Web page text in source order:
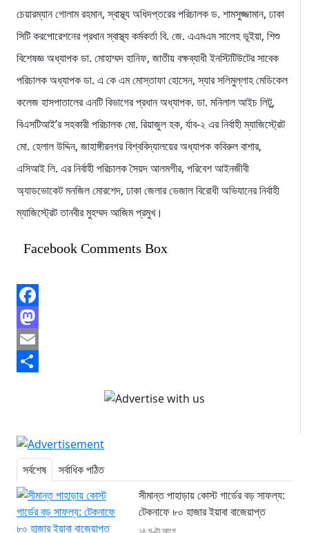
চেয়ারম্যান গোলাম রহমান, স্বাস্থ্য অধিদপ্তরের পরিচালক ড. শামসুজ্জামান, ঢাকা
সিটি করপোরেশনের প্রধান স্বাস্থ্য কর্মকর্তা বি. জে. এএমএম সালেহ ভূইয়া, শিশু
বিশেষজ্ঞ অধ্যাপক ডা. মোহাম্মদ হানিফ, জাতীয় বক্ষব্যাধী ইনস্টিটিউটের সাবেক
পরিচালক অধ্যাপক ডা. এ কে এম মোস্তাফা হোসেন, স্যার সলিমুল্লাহ মেডিকেল
কলেজ হাসপাতালের এনটি বিভাগের প্রধান অধ্যাপক. ডা. মনিলাল আইচ লিটু,
বিএসটিআই’র সহকারী পরিচালক মো. রিয়াজুল হক, র্যাব-২ এর নির্বাহী ম্যাজিস্ট্রেট
মো. হেলাল উদ্দিন, জাহাঙ্গীরনগর বিশ্ববিদ্যালয়ের অধ্যাপক কবিরুল বাশার,
এসিআই লি. এর নির্বাহী পরিচালক সৈয়দ আলমগীর, পরিবেশ আইনজীবী
অ্যাডভোকেট মনজিল মোরশেদ, ঢাকা জেলার ভেজাল বিরোধী অভিযানের নির্বাহী
ম্যাজিস্ট্রেট তানবীর মুহম্মদ আজিম প্রমুখ।
Facebook Comments Box
Facebook
Mastodon
Email
সর্বশেষ
সর্বাধিক পঠিত
সীমান্ত পাহাড়ায় কোস্ট গার্ডের বড় সাফল্য:
টেকনাফে ৮০ হাজার ইয়াবা বাজেয়াপ্ত
১৪ ঘণ্টা আগে